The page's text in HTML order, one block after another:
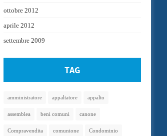
ottobre 2012
aprile 2012
settembre 2009
TAG
amministratore appaltatore appalto
assemblea beni comuni canone
Compravendita comunione Condominio